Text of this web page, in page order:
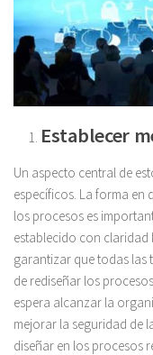
Establecer
Un aspecto central de
específicos. La forma en
los procesos es
establecido con claridad
garantizar que todas las
de rediseñar los
espera alcanzar la
mejorar la seguridad de
diseñar en los procesos